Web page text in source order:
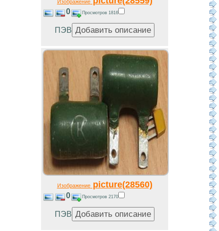
Изображение
0 Просмотров 1816
ПЭВ
Изображениеpicture(28560)
0 Просмотров 2170
ПЭВ